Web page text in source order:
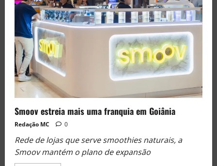
Smoov estreia mais uma franquia em Goiânia
Redação MC 0
Rede de lojas que serve smoothies naturais, a
Smoov mantém o plano de expansão